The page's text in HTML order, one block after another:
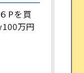
Pを買
万円